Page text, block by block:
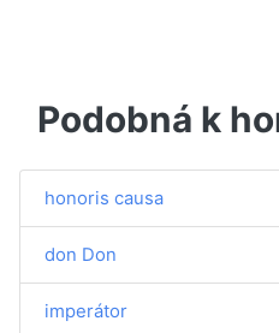
Podobná k
honoris causa
don Don
imperátor